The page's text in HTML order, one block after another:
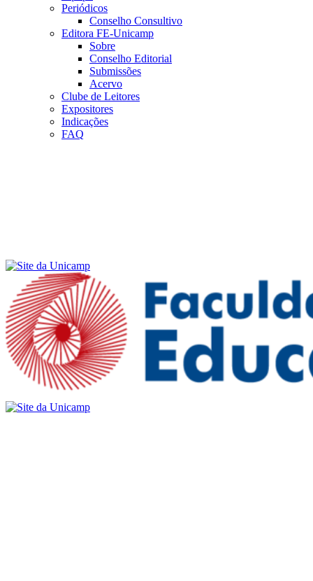
Periódicos
Conselho Consultivo
Editora FE-Unicamp
Sobre
Conselho Editorial
Submissões
Acervo
Clube de Leitores
Expositores
Indicações
FAQ